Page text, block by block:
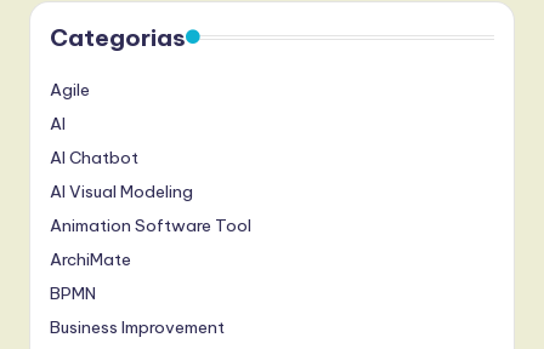
Categorias
Agile
AI
AI Chatbot
AI Visual Modeling
Animation Software Tool
ArchiMate
BPMN
Business Improvement